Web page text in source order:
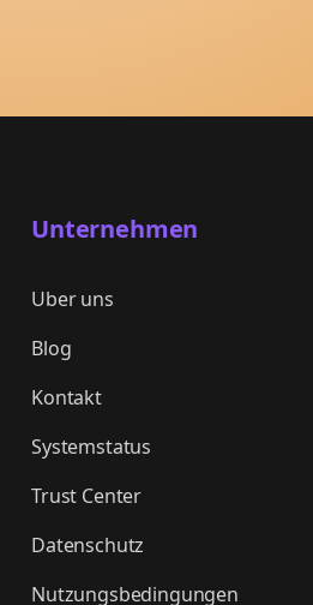
Unternehmen
Uber uns
Blog
Kontakt
Systemstatus
Trust Center
Datenschutz
Nutzungsbedingungen